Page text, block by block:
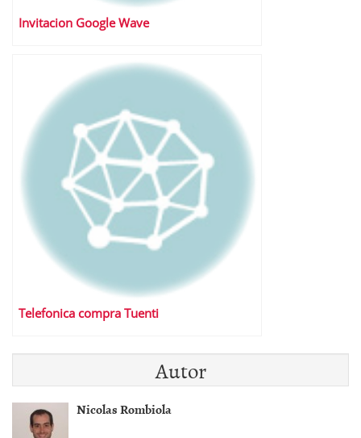
Invitacion Google Wave
Telefonica compra Tuenti
Autor
Nicolas Rombiola